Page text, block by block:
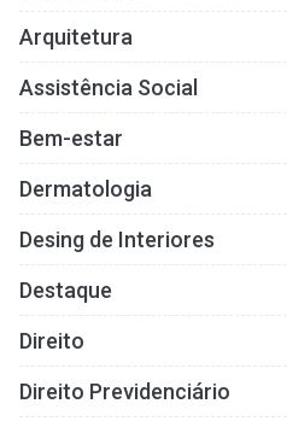
Arquitetura
Assistência Social
Bem-estar
Dermatologia
Desing de Interiores
Destaque
Direito
Direito Previdenciário